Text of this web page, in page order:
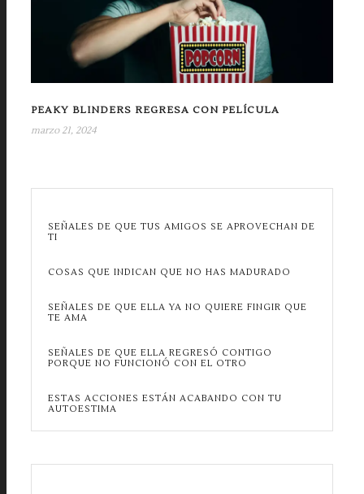
PEAKY BLINDERS REGRESA CON PELÍCULA
marzo 21, 2024
SEÑALES DE QUE TUS AMIGOS SE APROVECHAN DE
TI
COSAS QUE INDICAN QUE NO HAS MADURADO
SEÑALES DE QUE ELLA YA NO QUIERE FINGIR QUE
TE AMA
SEÑALES DE QUE ELLA REGRESÓ CONTIGO
PORQUE NO FUNCIONÓ CON EL OTRO
ESTAS ACCIONES ESTÁN ACABANDO CON TU
AUTOESTIMA